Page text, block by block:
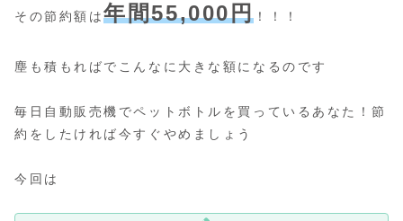
その節約額は年間55,000円 ！！！
塵も積もればでこんなに大きな額になるのです
毎日自動販売機でペットボトルを買っているあなた！節
約をしたければ今すぐやめましょう
今回は